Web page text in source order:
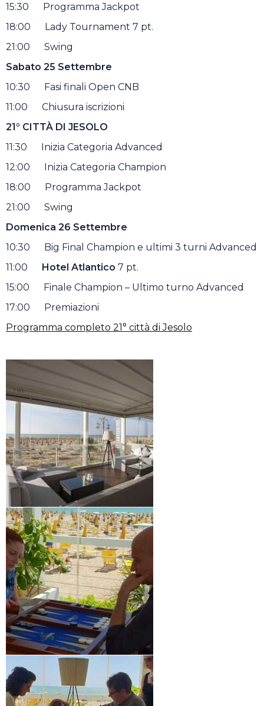
15:30 Programma Jackpot
18:00 Lady Tournament 7 pt.
21:00 Swing
Sabato 25 Settembre
10:30 Fasi finali Open CNB
11:00 Chiusura iscrizioni
21° CITTÀ DI JESOLO
11:30 Inizia Categoria Advanced
12:00 Inizia Categoria Champion
18:00 Programma Jackpot
21:00 Swing
Domenica 26 Settembre
10:30 Big Final Champion e ultimi 3 turni Advanced
11:00 Hotel Atlantico 7 pt.
15:00 Finale Champion – Ultimo turno Advanced
17:00 Premiazioni
Programma completo 21° città di Jesolo